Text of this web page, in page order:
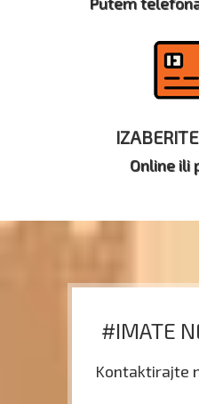
Online ili
#IMATE
Kontaktirajte